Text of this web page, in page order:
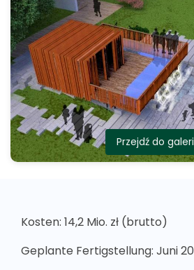
Przejdź do
Kosten: 14,2 Mio. zł (brutto)
Geplante Fertigstellung: Juni